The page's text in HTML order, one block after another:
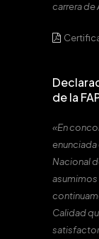
carrera de
de la
«En
enunciada
Nacional
Calidad